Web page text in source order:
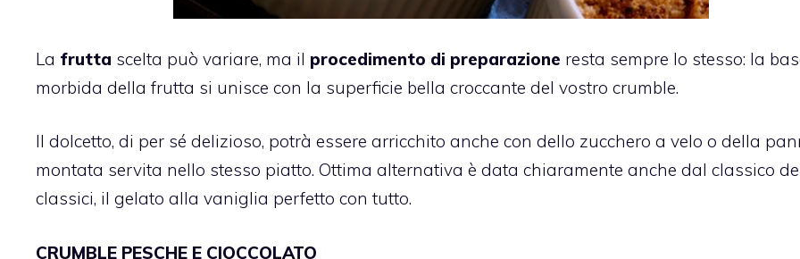
La frutta scelta può variare, ma il procedimento di preparazione resta sempre lo stesso: la
morbida della frutta si unisce con la superficie bella croccante del vostro crumble.
Il dolcetto, di per sé delizioso, potrà essere arricchito anche con dello zucchero a velo o della
montata servita nello stesso piatto. Ottima alternativa è data chiaramente anche dal classico
classici, il gelato alla vaniglia perfetto con tutto.
CRUMBLE PESCHE E CIOCCOLATO